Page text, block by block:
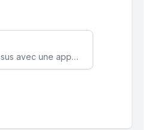
Augmentez l’engagement client et simplifiez vos processus avec une application mobile sur mesure, disponible sur iOS et Android.